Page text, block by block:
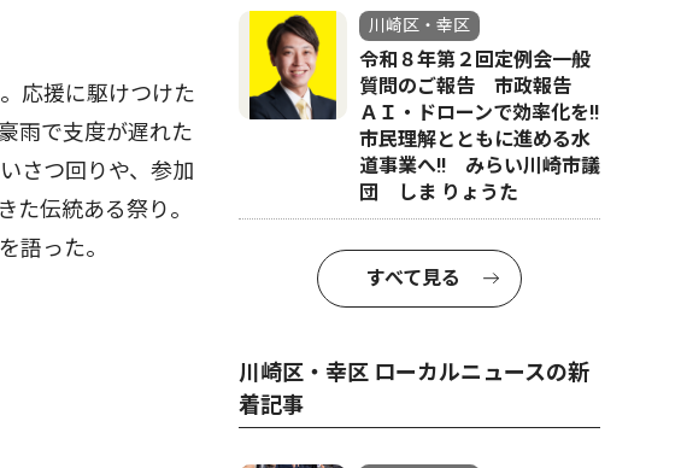
応援に駆けつけた
雨で支度が遅れた
さつ回りや、参加
た伝統ある祭り。
語った。
川崎区・幸区
令和８年第２回定例会一般
質問のご報告 市政報告
ＡＩ・ドローンで効率化を!!
市民理解とともに進める水
道事業へ!! みらい川崎市議
団 しま りょうた
すべて見る
川崎区・幸区 ローカルニュースの新
着記事